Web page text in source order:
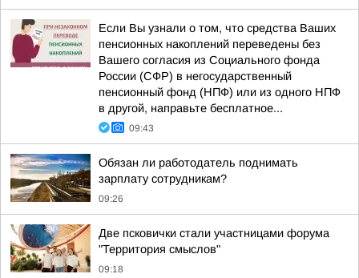
Если Вы узнали о том, что средства Ваших
пенсионных накоплений переведены без
Вашего согласия из Социального фонда
России (СФР) в негосударственный
пенсионный фонд (НПФ) или из одного НПФ
в другой, направьте бесплатное...
09:43
Обязан ли работодатель поднимать
зарплату сотрудникам?
09:26
Две псковички стали участницами форума
"Территория смыслов"
09:18